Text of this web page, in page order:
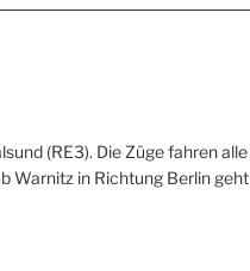
(RE3). Die Züge fahren alle
Warnitz in Richtung Berlin geht